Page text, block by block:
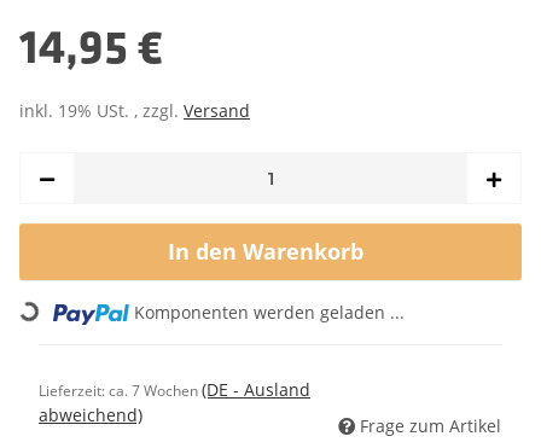
14,95 €
inkl. 19% USt. , zzgl. Versand
In den Warenkorb
Loading... Komponenten werden geladen ...
Lieferzeit:ca. 7 Wochen(DE - Ausland
abweichend)
Frage zum Artikel